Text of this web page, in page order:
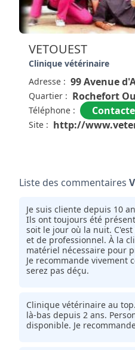
VETOUEST
Clinique vétérinaire
Adresse : 99 Avenue
Quartier : Rochefort
Téléphone :
Site : http://
Liste des commentaires
Je suis cliente depuis 10
Ils ont toujours été
soit le jour où la nuit.
et de professionnel. À la
matériel nécessaire pour
Je recommande vivement
serez pas déçu.
Clinique vétérinaire au
là-bas depuis 2 ans.
disponible. Je